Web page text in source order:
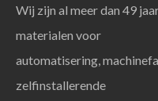
Wij zijn al meer dan 49
materialen voor
automatisering,
zelfinstallerende